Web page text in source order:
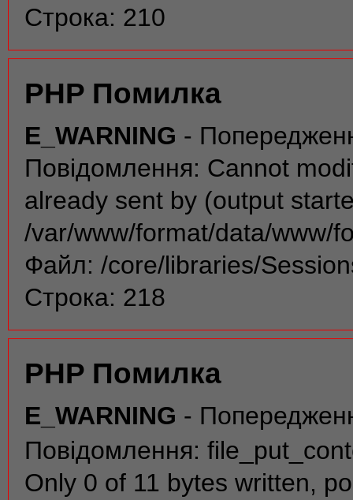
Строка: 210
PHP Помилка
E_WARNING -
Повідомлення: Cannot
already sent by (output
/var/www/format/data/www/
Файл: /core/libraries/
Строка: 218
PHP Помилка
E_WARNING -
Повідомлення:
Only 0 of 11 bytes written,